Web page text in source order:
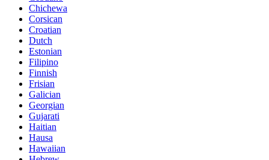
Chichewa
Corsican
Croatian
Dutch
Estonian
Filipino
Finnish
Frisian
Galician
Georgian
Gujarati
Haitian
Hausa
Hawaiian